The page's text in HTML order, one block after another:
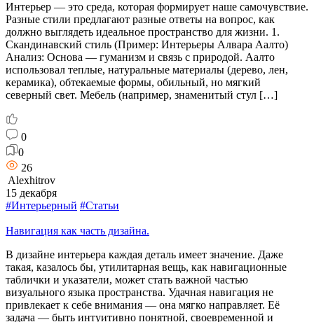
Интерьер — это среда, которая формирует наше самочувствие.
Разные стили предлагают разные ответы на вопрос, как
должно выглядеть идеальное пространство для жизни. 1.
Скандинавский стиль (Пример: Интерьеры Алвара Аалто)
Анализ: Основа — гуманизм и связь с природой. Аалто
использовал теплые, натуральные материалы (дерево, лен,
керамика), обтекаемые формы, обильный, но мягкий
северный свет. Мебель (например, знаменитый стул […]
0
0
26
Alexhitrov
15 декабря
#Интерьерный #Статьи
Навигация как часть дизайна.
В дизайне интерьера каждая деталь имеет значение. Даже
такая, казалось бы, утилитарная вещь, как навигационные
таблички и указатели, может стать важной частью
визуального языка пространства. Удачная навигация не
привлекает к себе внимания — она мягко направляет. Её
задача — быть интуитивно понятной, своевременной и